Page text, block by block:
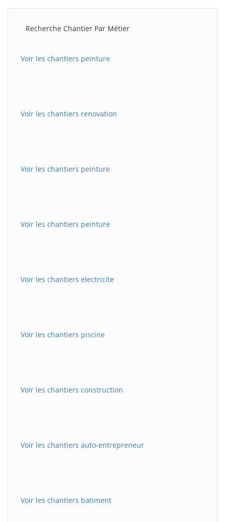
Recherche Chantier Par Métier
Voir les chantiers peinture
Voir les chantiers renovation
Voir les chantiers peinture
Voir les chantiers peinture
Voir les chantiers electricite
Voir les chantiers piscine
Voir les chantiers construction
Voir les chantiers auto-entrepreneur
Voir les chantiers batiment